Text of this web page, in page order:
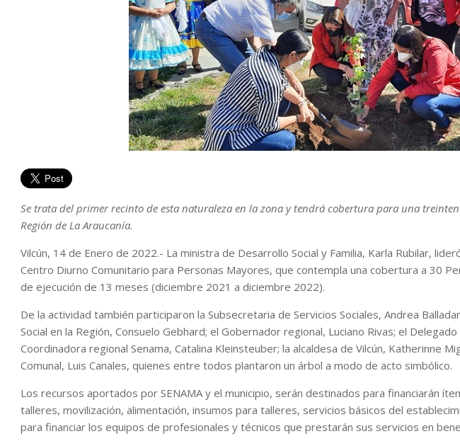
Se trata del primer recinto de esta naturaleza en la zona y tendrá cobertura para una
Región de La Araucanía.
Vilcún, 14 de Enero de 2022.- La ministra de Desarrollo Social y Familia, Karla Rubilar,
Centro Diurno Comunitario para Personas Mayores, que contempla una cobertura a 30
de ejecución de 13 meses (diciembre 2021 a diciembre 2022).
De la actividad también participaron la Subsecretaria de Servicios Sociales, Andrea
Social en la Región, Consuelo Gebhard; el Gobernador regional, Luciano Rivas; el
Coordinadora regional Senama, Catalina Kleinsteuber; la alcaldesa de Vilcún, Katherinne
Comunal, Luis Canales, quienes entre todos plantaron un árbol a modo de acto simbólico.
Los recursos aportados por SENAMA y el municipio, serán destinados para financiarán
talleres, movilización, alimentación, insumos para talleres, servicios básicos del
para financiar los equipos de profesionales y técnicos que prestarán sus servicios en